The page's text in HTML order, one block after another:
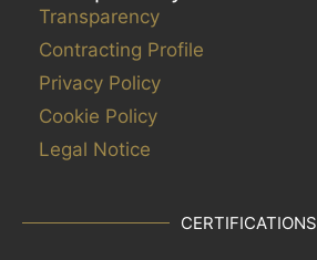
Transparency
Contracting Profile
Privacy Policy
Cookie Policy
Legal Notice
CERTIFICATIONS